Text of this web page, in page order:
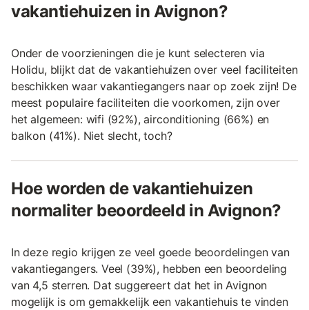
vakantiehuizen in Avignon?
Onder de voorzieningen die je kunt selecteren via
Holidu, blijkt dat de vakantiehuizen over veel faciliteiten
beschikken waar vakantiegangers naar op zoek zijn! De
meest populaire faciliteiten die voorkomen, zijn over
het algemeen: wifi (92%), airconditioning (66%) en
balkon (41%). Niet slecht, toch?
Hoe worden de vakantiehuizen
normaliter beoordeeld in Avignon?
In deze regio krijgen ze veel goede beoordelingen van
vakantiegangers. Veel (39%), hebben een beoordeling
van 4,5 sterren. Dat suggereert dat het in Avignon
mogelijk is om gemakkelijk een vakantiehuis te vinden